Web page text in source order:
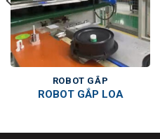
ROBOT GẮP
ROBOT GẮP LOA